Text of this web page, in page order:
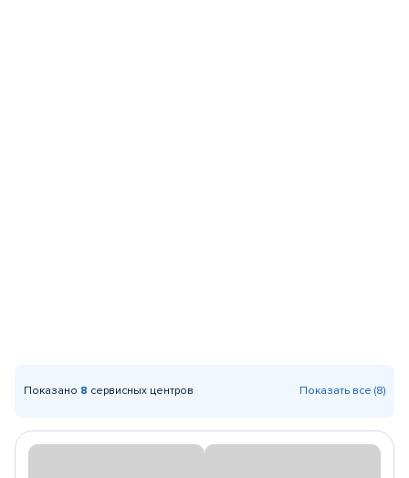
Показано 8 сервисных центров Показать все (8)